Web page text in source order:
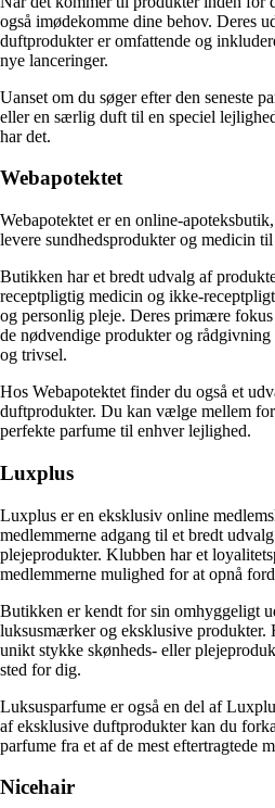
også imødekomme dine behov. Deres
duftprodukter er omfattende og
nye lanceringer.
Uanset om du søger efter den seneste
eller en særlig duft til en speciel
har det.
Webapotektet
Webapotektet er en online-
levere sundhedsprodukter og medicin
Butikken har et bredt udvalg af
receptpligtig medicin og ikke-
og personlig pleje. Deres primære
de nødvendige produkter og rådgivning
og trivsel.
Hos Webapotektet finder du også et
duftprodukter. Du kan vælge mellem
perfekte parfume til enhver lejlighed.
Luxplus
Luxplus er en eksklusiv online
medlemmerne adgang til et bredt
plejeprodukter. Klubben har et
medlemmerne mulighed for at opnå
Butikken er kendt for sin omhyggeligt
luksusmærker og eksklusive produkter.
unikt stykke skønheds- eller
sted for dig.
Luksusparfume er også en del af
af eksklusive duftprodukter kan du
parfume fra et af de mest eftertragtede
Nicehair